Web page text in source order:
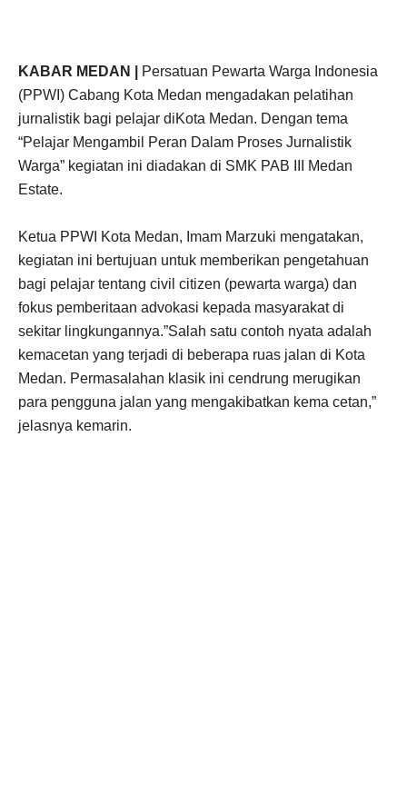
KABAR MEDAN |
Persatuan Pewarta Warga Indonesia
(PPWI) Cabang Kota Medan mengadakan pelatihan
jurnalistik bagi pelajar diKota Medan. Dengan tema
“Pelajar Mengambil Peran Dalam Proses Jurnalistik
Warga” kegiatan ini diadakan di SMK PAB III Medan
Estate.
Ketua PPWI Kota Medan, Imam Marzuki mengatakan,
kegiatan ini bertujuan untuk memberikan pengetahuan
bagi pelajar tentang civil citizen (pewarta warga) dan
fokus pemberitaan advokasi kepada masyarakat di
sekitar lingkungannya.”Salah satu contoh nyata adalah
kemacetan yang terjadi di beberapa ruas jalan di Kota
Medan. Permasalahan klasik ini cendrung merugikan
para pengguna jalan yang mengakibatkan kema cetan,”
jelasnya kemarin.